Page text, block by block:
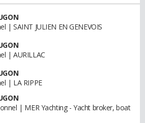
| SAINT JULIEN EN GENEVOIS
| AURILLAC
| LA RIPPE
| MER Yachting - Yacht broker, boat